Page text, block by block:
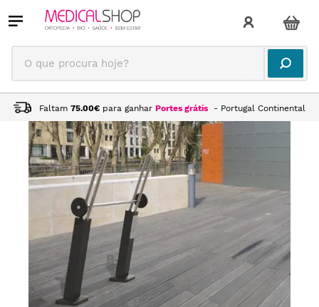
O que procura hoje?
Faltam 75.00€ para ganhar Portes grátis - Portugal Continental